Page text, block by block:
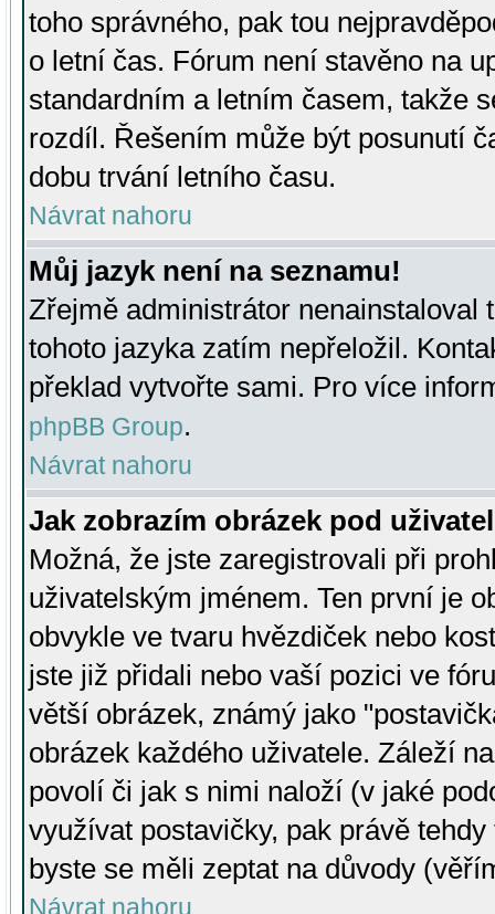
toho správného, pak tou
o letní čas. Fórum není stavěno na
standardním a letním časem, takže
rozdíl. Řešením může být posunutí
dobu trvání letního času.
Návrat nahoru
Můj jazyk není na seznamu!
Zřejmě administrátor nenainstaloval
tohoto jazyka zatím nepřeložil.
překlad vytvořte sami. Pro více
phpBB Group.
Návrat nahoru
Jak zobrazím obrázek pod
Možná, že jste zaregistrovali při
uživatelským jménem. Ten první je
obvykle ve tvaru hvězdiček nebo
jste již přidali nebo vaší pozici ve
větší obrázek, známý jako
obrázek každého uživatele. Záleží
povolí či jak s nimi naloží (v jaké
využívat postavičky, pak právě
byste se měli zeptat na důvody
Návrat nahoru